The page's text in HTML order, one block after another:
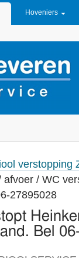
Hoveniers
verstopping
afvoer / WC
27895028
Bel